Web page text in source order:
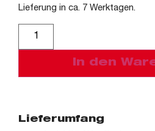
Lieferung in ca. 7 Werktagen.
In den
Lieferumfang